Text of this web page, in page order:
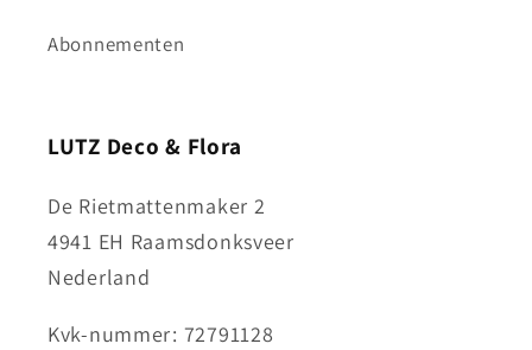
Abonnementen
LUTZ Deco & Flora
De Rietmattenmaker 2
4941 EH Raamsdonksveer
Nederland
Kvk-nummer: 72791128